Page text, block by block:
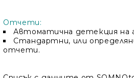
Отчети:
Автоматична детекция на
Стандартни, или
отчети.